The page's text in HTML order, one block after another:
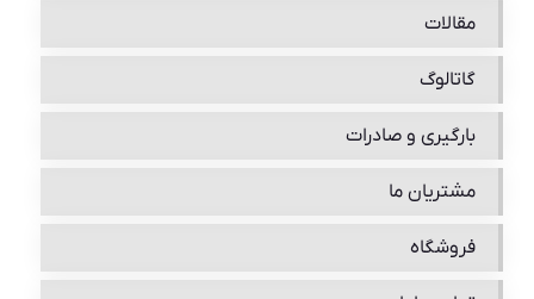
مقالات
گاتالوگ
بارگیری و صادرات
مشتریان ما
فروشگاه